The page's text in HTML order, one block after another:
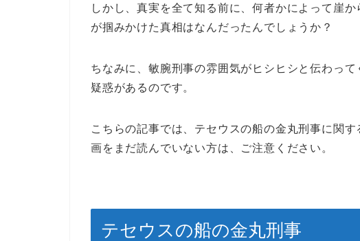
しかし、真実を全て知る前に、何者かによって崖
が掴みかけた真相はなんだったんでしょうか？
ちなみに、敏腕刑事の雰囲気がヒシヒシと伝わっ
疑惑があるのです。
こちらの記事では、テセウスの船の金丸刑事に関
画をまだ読んでいない方は、ご注意ください。
テセウスの船の金丸刑事